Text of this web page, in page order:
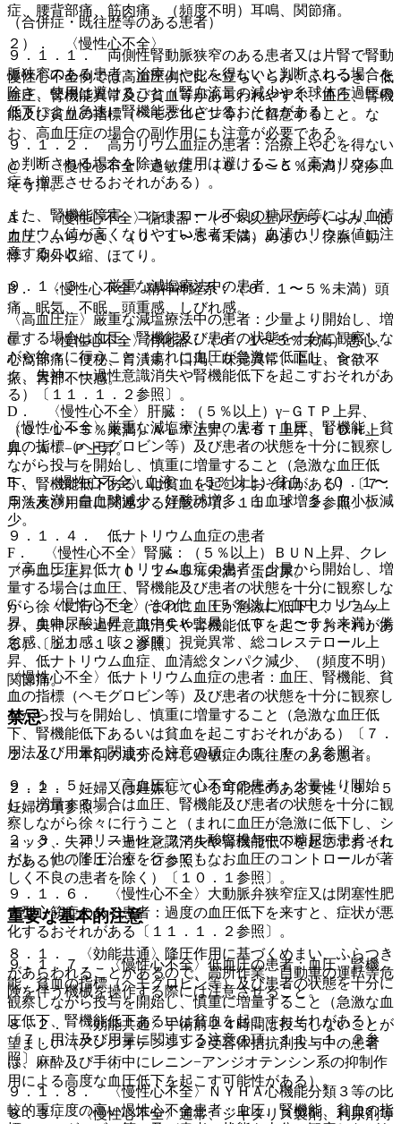
（合併症・既往歴等のある患者）
９．１．１． 両側性腎動脈狭窄のある患者又は片腎で腎動
脈狭窄のある患者：治療上やむを得ないと判断される場合を
除き、使用は避けること（腎血流量の減少や糸球体ろ過圧の
低下により急速に腎機能悪化させるおそれがある）。
９．１．２． 高カリウム血症の患者：治療上やむを得ない
と判断される場合を除き、使用は避けること（高カリウム血
症を増悪させるおそれがある）。
また、腎機能障害、コントロール不良の糖尿病等により血清
カリウム値が高くなりやすい患者では、血清カリウム値に注
意すること。
９．１．３． 厳重な減塩療法中の患者
〈高血圧症〉厳重な減塩療法中の患者：少量より開始し、増
量する場合は血圧、腎機能及び患者の状態を十分に観察しな
がら徐々に行うこと（まれに血圧が急激に低下し、ショッ
ク、失神、一過性意識消失や腎機能低下を起こすおそれがあ
る）〔１１．１．２参照〕。
〈慢性心不全〉厳重な減塩療法中の患者：血圧、腎機能、貧
血の指標（ヘモグロビン等）及び患者の状態を十分に観察し
ながら投与を開始し、慎重に増量すること（急激な血圧低
下、腎機能低下あるいは貧血を起こすおそれがある）〔７．
用法及び用量に関連する注意の項、１１．１．２参照〕。
９．１．４． 低ナトリウム血症の患者
〈高血圧症〉低ナトリウム血症の患者：少量から開始し、増
量する場合は血圧、腎機能及び患者の状態を十分に観察しな
がら徐々に行うこと（まれに血圧が急激に低下し、ショッ
ク、失神、一過性意識消失や腎機能低下を起こすおそれがあ
る）〔１１．１．２参照〕。
〈慢性心不全〉低ナトリウム血症の患者：血圧、腎機能、貧
血の指標（ヘモグロビン等）及び患者の状態を十分に観察し
ながら投与を開始し、慎重に増量すること（急激な血圧低
下、腎機能低下あるいは貧血を起こすおそれがある）〔７．
用法及び用量に関連する注意の項、１１．１．２参照〕。
９．１．５． 〈高血圧症〉心不全の患者：少量より開始
し、増量する場合は血圧、腎機能及び患者の状態を十分に観
察しながら徐々に行うこと（まれに血圧が急激に低下し、シ
ョック、失神、一過性意識消失や腎機能低下を起こすおそれ
がある）〔１１．１．２参照〕。
９．１．６． 〈慢性心不全〉大動脈弁狭窄症又は閉塞性肥
大型心筋症のある患者：過度の血圧低下を来すと、症状が悪
化するおそれがある〔１１．１．２参照〕。
９．１．７． 〈慢性心不全〉低血圧の患者：血圧、腎機
能、貧血の指標（ヘモグロビン等）及び患者の状態を十分に
観察しながら投与を開始し、慎重に増量すること（急激な血
圧低下、腎機能低下あるいは貧血を起こすおそれがある）
〔７．用法及び用量に関連する注意の項、１１．１．２参
照〕。
９．１．８． 〈慢性心不全〉ＮＹＨＡ心機能分類３等の比
較的重症度の高い慢性心不全患者：血圧、腎機能、貧血の指
症、腰背部痛、筋肉痛、（頻度不明）耳鳴、関節痛。
２）． 〈慢性心不全〉
慢性心不全例では高血圧例に比べ立ちくらみ、ふらつき、低
血圧、腎機能異常及び貧血等があらわれやすく、血圧、腎機
能及び貧血の指標（ヘモグロビン等）に留意すること。な
お、高血圧症の場合の副作用にも注意が必要である。
@． 〈慢性心不全〉過敏症：（０．１〜５％未満）発疹、
そう痒。
A． 〈慢性心不全〉循環器：（５％以上）立ちくらみ、低
血圧、ふらつき、（０．１〜５％未満）めまい、徐脈、動
悸、期外収縮、ほてり。
B． 〈慢性心不全〉精神神経系：（０．１〜５％未満）頭
痛、眠気、不眠、頭重感、しびれ感。
C． 〈慢性心不全〉消化器：（０．１〜５％未満）悪心、
心窩部痛、便秘、胃潰瘍、口渇、味覚異常、嘔吐、食欲不
振、胃部不快感。
D． 〈慢性心不全〉肝臓：（５％以上）γ−ＧＴＰ上昇、
（０．１〜５％未満）ＡＬＴ上昇、ＡＳＴ上昇、ＬＤＨ上
昇、Ａｌ−Ｐ上昇。
E． 〈慢性心不全〉血液：（５％以上）貧血、（０．１〜
５％未満）白血球減少、好酸球増多、白血球増多、血小板減
少。
F． 〈慢性心不全〉腎臓：（５％以上）ＢＵＮ上昇、クレ
アチニン上昇、（０．１〜５％未満）蛋白尿。
G． 〈慢性心不全〉その他：（５％以上）血中カリウム上
昇、血中尿酸上昇、血中ＣＫ上昇、（０．１〜５％未満）倦
怠感、脱力感、咳、浮腫、視覚異常、総コレステロール上
昇、低ナトリウム血症、血清総タンパク減少、（頻度不明）
関節痛。
禁忌
２．１． 本剤の成分に対し過敏症の既往歴のある患者。
２．２． 妊婦又は妊娠している可能性のある女性〔９．５
妊婦の項参照〕。
２．３． アリスキレンフマル酸塩投与中の糖尿病患者（た
だし、他の降圧治療を行ってもなお血圧のコントロールが著
しく不良の患者を除く）〔１０．１参照〕。
重要な基本的注意
８．１． 〈効能共通〉降圧作用に基づくめまい、ふらつき
があらわれることがあるので、高所作業、自動車の運転等危
険を伴う機械を操作する際には注意させること。
８．２． 〈効能共通〉手術前２４時間は投与しないことが
望ましい（アンジオテンシン２受容体拮抗剤投与中の患者
は、麻酔及び手術中にレニン−アンジオテンシン系の抑制作
用による高度な血圧低下を起こす可能性がある）。
８．３． 〈慢性心不全〉通常、ジギタリス製剤、利尿剤等